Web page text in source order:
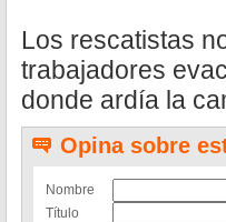
Los rescatistas
trabajadores
donde ardía la
Opina sobre
Nombre
Título